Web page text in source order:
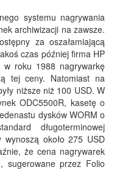
systemu nagrywania
archiwizacji na zawsze.
za oszałamiającą
czas później firma HP
w roku 1988 nagrywarkę
tej ceny. Natomiast na
niższe niż 100 USD. W
ODC5500R, kasetę o
dysków WORM o
długoterminowej
około 275 USD
że cena nagrywarek
sugerowane przez Folio